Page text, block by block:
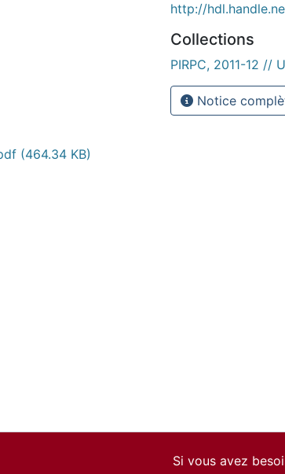
(464.34 KB)
http://
Collections
PIRPC, 2011-12 //
Notice
Si vous avez